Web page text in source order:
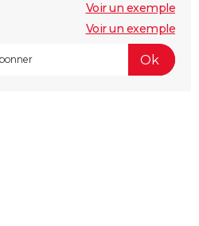
Voir un exemple
Voir un exemple